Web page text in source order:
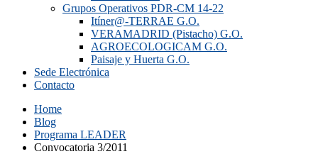
Grupos Operativos PDR-CM 14-22
Itíner@-TERRAE G.O.
VERAMADRID (Pistacho) G.O.
AGROECOLOGICAM G.O.
Paisaje y Huerta G.O.
Sede Electrónica
Contacto
Home
Blog
Programa LEADER
Convocatoria 3/2011